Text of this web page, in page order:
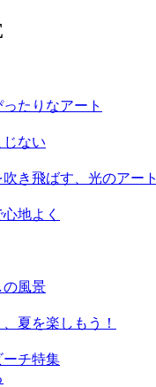
たりなアート
ない
き飛ばす、光のアート
地よく
の風景
夏を楽しもう！
ーチ特集